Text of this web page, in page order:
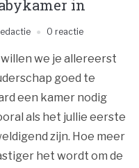
in
0 reactie
we je allereerst
goed te
een kamer nodig
als het jullie eerste
zijn. Hoe meer
het wordt om de